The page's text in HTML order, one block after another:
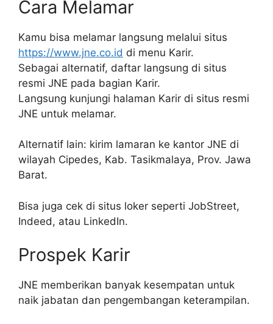
Cara Melamar
Kamu bisa melamar langsung melalui situs
https://www.jne.co.id di menu Karir.
Sebagai alternatif, daftar langsung di situs
resmi JNE pada bagian Karir.
Langsung kunjungi halaman Karir di situs resmi
JNE untuk melamar.
Alternatif lain: kirim lamaran ke kantor JNE di
wilayah Cipedes, Kab. Tasikmalaya, Prov. Jawa
Barat.
Bisa juga cek di situs loker seperti JobStreet,
Indeed, atau LinkedIn.
Prospek Karir
JNE memberikan banyak kesempatan untuk
naik jabatan dan pengembangan keterampilan.